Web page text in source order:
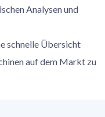
Analysen und
schnelle Übersicht
auf dem Markt zu